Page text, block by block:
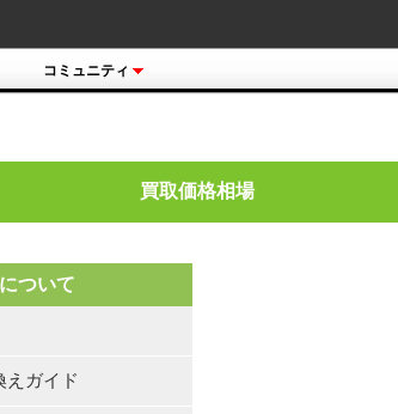
コミュニティ
買取価格相場
ついて
えガイド